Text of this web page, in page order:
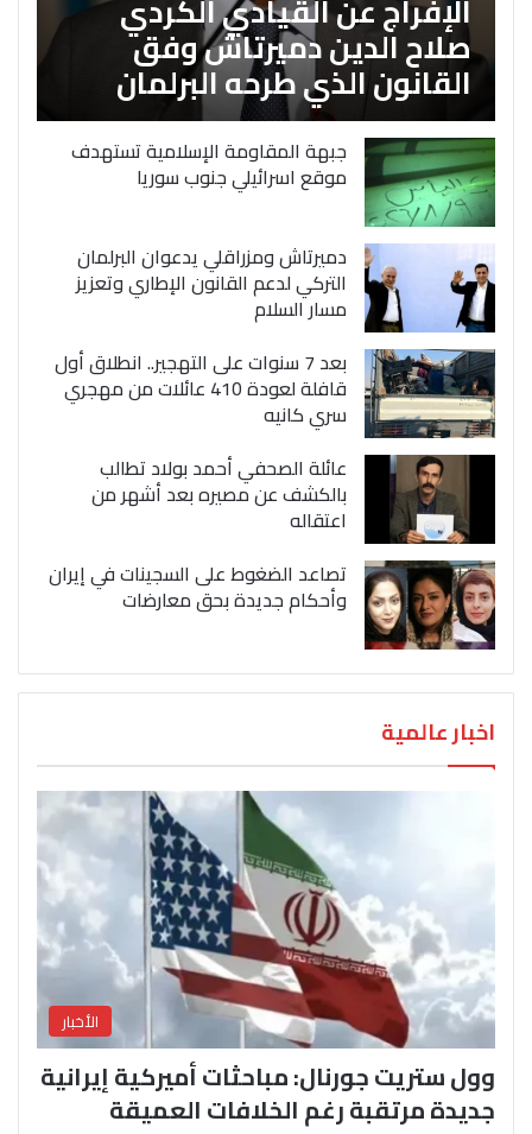
صلاح الدين دميرتاش وفق
القانون الذي طرحه البرلمان
جبهة المقاومة الإسلامية تستهدف
موقع اسرائيلي جنوب سوريا
دميرتاش ومزراقلي يدعوان البرلمان
التركي لدعم القانون الإطاري وتعزيز
مسار السلام
بعد 7 سنوات على التهجير.. انطلاق أول
قافلة لعودة 410 عائلات من مهجري
سري كانيه
عائلة الصحفي أحمد بولاد تطالب
بالكشف عن مصيره بعد أشهر من
اعتقاله
تصاعد الضغوط على السجينات في إيران
وأحكام جديدة بحق معارضات
اخبار عالمية
الأخبار
وول ستريت جورنال: مباحثات أميركية إيرانية
جديدة مرتقبة رغم الخلافات العميقة